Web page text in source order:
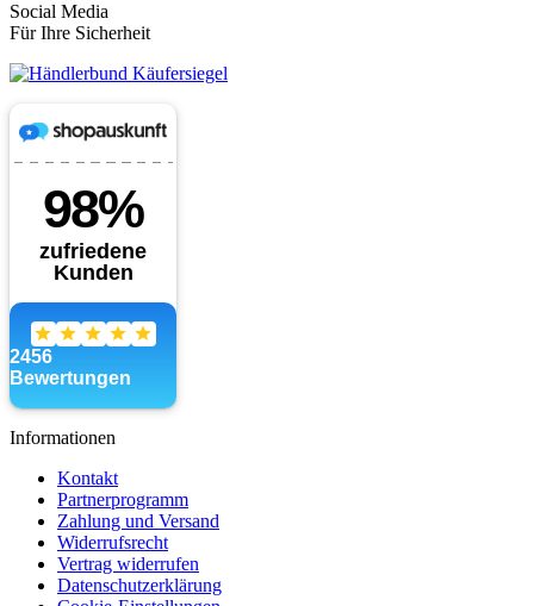
Social Media
Für Ihre Sicherheit
Informationen
Kontakt
Partnerprogramm
Zahlung und Versand
Widerrufsrecht
Vertrag widerrufen
Datenschutzerklärung